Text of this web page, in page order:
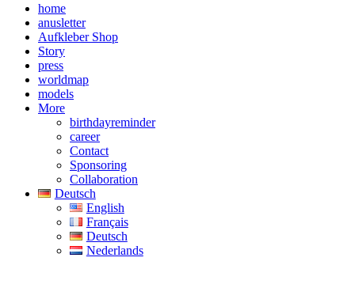
home
anusletter
Aufkleber Shop
Story
press
worldmap
models
More
birthdayreminder
career
Contact
Sponsoring
Collaboration
Deutsch
English
Français
Deutsch
Nederlands